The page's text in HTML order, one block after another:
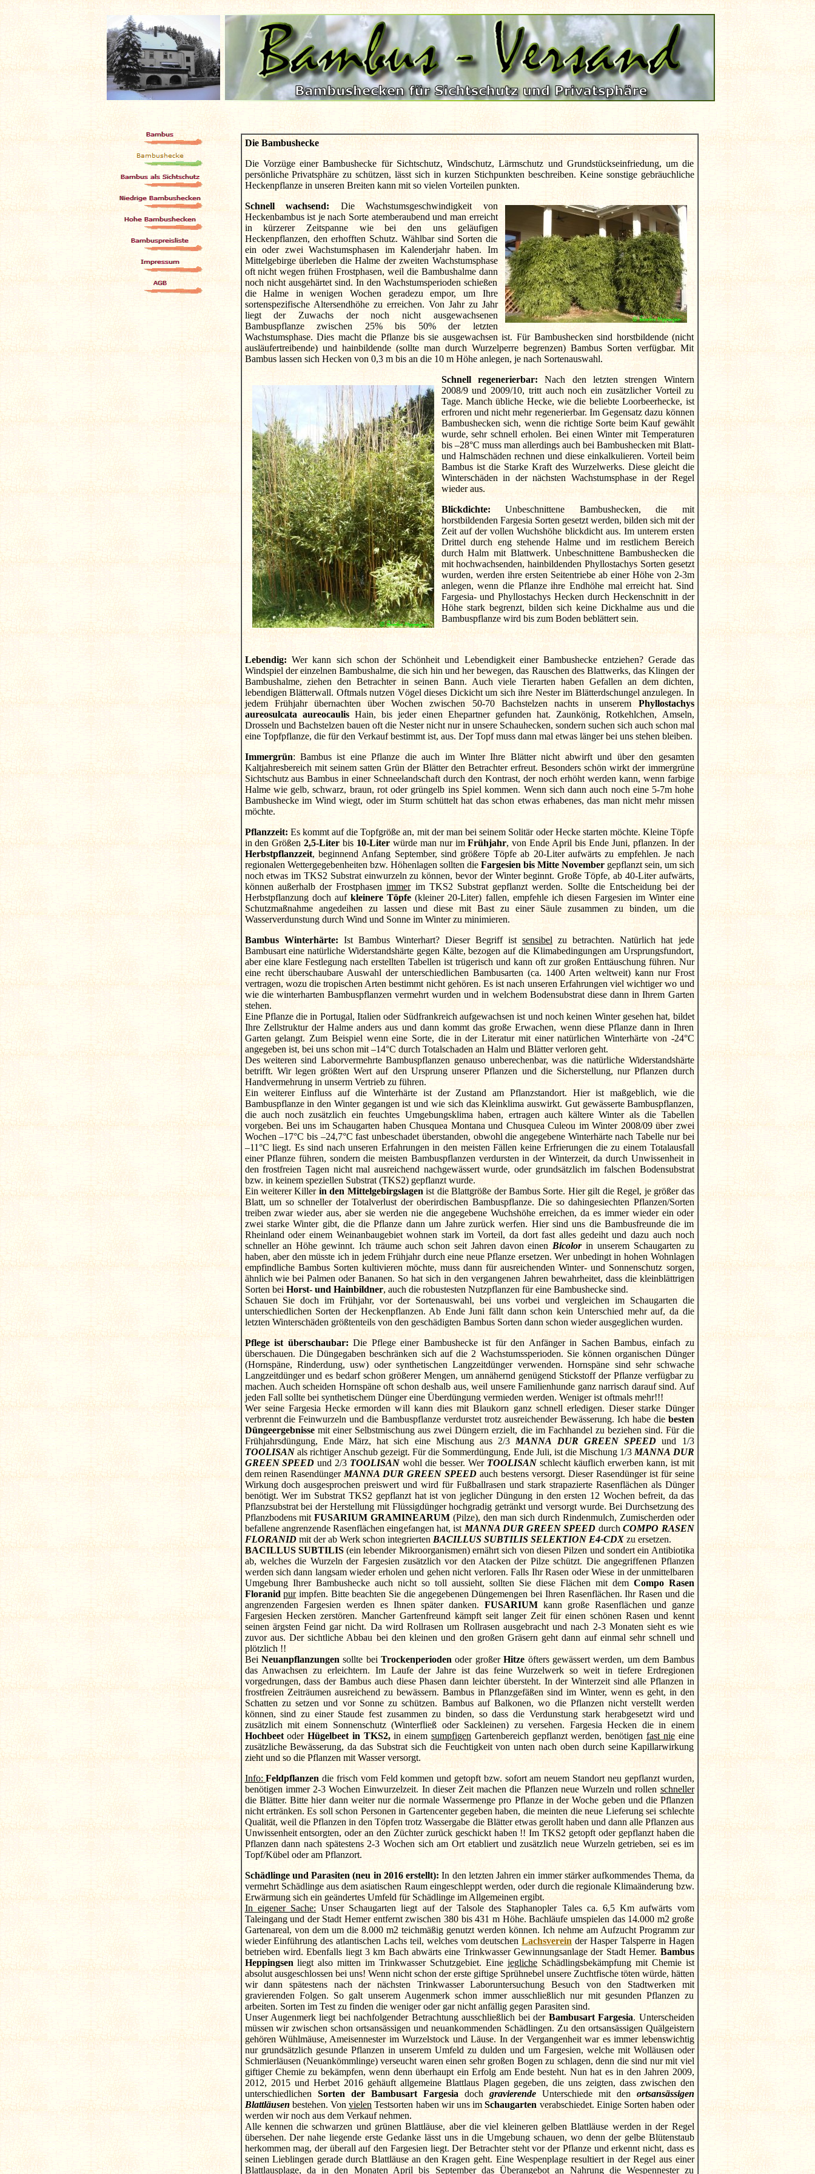
Die Bambushecke
Die Vorzüge einer Bambushecke für Sichtschutz, Windschutz, Lärmschutz und Grundstückseinfriedung, um die
persönliche Privatsphäre zu schützen, lässt sich in kurzen Stichpunkten beschreiben. Keine sonstige gebräuchliche
Heckenpflanze in unseren Breiten kann mit so vielen Vorteilen punkten.
Schnell wachsend: Die Wachstumsgeschwindigkeit von
Heckenbambus ist je nach Sorte atemberaubend und man erreicht
in kürzerer Zeitspanne wie bei den uns geläufigen
Heckenpflanzen, den erhofften Schutz. Wählbar sind Sorten die
ein oder zwei Wachstumsphasen im Kalenderjahr haben. Im
Mittelgebirge überleben die Halme der zweiten Wachstumsphase
oft nicht wegen frühen Frostphasen, weil die Bambushalme dann
noch nicht ausgehärtet sind. In den Wachstumsperioden schießen
die Halme in wenigen Wochen geradezu empor, um Ihre
sortenspezifische Altersendhöhe zu erreichen. Von Jahr zu Jahr
liegt der Zuwachs der noch nicht ausgewachsenen
Bambuspflanze zwischen 25% bis 50% der letzten
Wachstumsphase. Dies macht die Pflanze bis sie ausgewachsen ist. Für Bambushecken sind horstbildende (nicht
ausläufertreibende) und hainbildende (sollte man durch Wurzelperre begrenzen) Bambus Sorten verfügbar. Mit
Bambus lassen sich Hecken von 0,3 m bis an die 10 m Höhe anlegen, je nach Sortenauswahl.
Schnell regenerierbar: Nach den letzten strengen Wintern
2008/9 und 2009/10, tritt auch noch ein zusätzlicher Vorteil zu
Tage. Manch übliche Hecke, wie die beliebte Loorbeerhecke, ist
erfroren und nicht mehr regenerierbar. Im Gegensatz dazu können
Bambushecken sich, wenn die richtige Sorte beim Kauf gewählt
wurde, sehr schnell erholen. Bei einen Winter mit Temperaturen
bis –28°C muss man allerdings auch bei Bambushecken mit Blatt-
und Halmschäden rechnen und diese einkalkulieren. Vorteil beim
Bambus ist die Starke Kraft des Wurzelwerks. Diese gleicht die
Winterschäden in der nächsten Wachstumsphase in der Regel
wieder aus.
Blickdichte: Unbeschnittene Bambushecken, die mit
horstbildenden Fargesia Sorten gesetzt werden, bilden sich mit der
Zeit auf der vollen Wuchshöhe blickdicht aus. Im unterem ersten
Drittel durch eng stehende Halme und im restlichem Bereich
durch Halm mit Blattwerk. Unbeschnittene Bambushecken die
mit hochwachsenden, hainbildenden Phyllostachys Sorten gesetzt
wurden, werden ihre ersten Seitentriebe ab einer Höhe von 2-3m
anlegen, wenn die Pflanze ihre Endhöhe mal erreicht hat. Sind
Fargesia- und Phyllostachys Hecken durch Heckenschnitt in der
Höhe stark begrenzt, bilden sich keine Dickhalme aus und die
Bambuspflanze wird bis zum Boden beblättert sein.
Lebendig: Wer kann sich schon der Schönheit und Lebendigkeit einer Bambushecke entziehen? Gerade das
Windspiel der einzelnen Bambushalme, die sich hin und her bewegen, das Rauschen des Blattwerks, das Klingen der
Bambushalme, ziehen den Betrachter in seinen Bann. Auch viele Tierarten haben Gefallen an dem dichten,
lebendigen Blätterwall. Oftmals nutzen Vögel dieses Dickicht um sich ihre Nester im Blätterdschungel anzulegen. In
jedem Frühjahr übernachten über Wochen zwischen 50-70 Bachstelzen nachts in unseremPhyllostachys
aureosulcata aureocaulisHain, bis jeder einen Ehepartner gefunden hat. Zaunkönig, Rotkehlchen, Amseln,
Drosseln und Bachstelzen bauen oft die Nester nicht nur in unsere Schauhecken, sondern suchen sich auch schon mal
eine Topfpflanze, die für den Verkauf bestimmt ist, aus. Der Topf muss dann mal etwas länger bei uns stehen bleiben.
Immergrün: Bambus ist eine Pflanze die auch im Winter Ihre Blätter nicht abwirft und über den gesamten
Kaltjahresbereich mit seinem satten Grün der Blätter den Betrachter erfreut. Besonders schön wirkt der immergrüne
Sichtschutz aus Bambus in einer Schneelandschaft durch den Kontrast, der noch erhöht werden kann, wenn farbige
Halme wie gelb, schwarz, braun, rot oder grüngelb ins Spiel kommen. Wenn sich dann auch noch eine 5-7m hohe
Bambushecke im Wind wiegt, oder im Sturm schüttelt hat das schon etwas erhabenes, das man nicht mehr missen
möchte.
Pflanzzeit:Es kommt auf die Topfgröße an, mit der man bei seinem Solitär oder Hecke starten möchte. Kleine Töpfe
in den Größen2,5-Literbis10-Literwürde man nur imFrühjahr, von Ende April bis Ende Juni, pflanzen. In der
Herbstpflanzzeit, beginnend Anfang September, sind größere Töpfe ab 20-Liter aufwärts zu empfehlen. Je nach
regionalen Wettergegebenheiten bzw. Höhenlagen sollten die Fargesien bis Mitte Novembergepflanzt sein, um sich
noch etwas im TKS2 Substrat einwurzeln zu können, bevor der Winter beginnt. Große Töpfe, ab 40-Liter aufwärts,
können außerhalb der Frostphasenimmerim TKS2 Substrat gepflanzt werden. Sollte die Entscheidung bei der
Herbstpflanzung doch auf kleinere Töpfe (kleiner 20-Liter) fallen, empfehle ich diesen Fargesien im Winter eine
Schutzmaßnahme angedeihen zu lassen und diese mit Bast zu einer Säule zusammen zu binden, um die
Wasserverdunstung durch Wind und Sonne im Winter zu minimieren.
Bambus Winterhärte: Ist Bambus Winterhart? Dieser Begriff istsensibel zu betrachten. Natürlich hat jede
Bambusart eine natürliche Widerstandshärte gegen Kälte, bezogen auf die Klimabedingungen am Ursprungsfundort,
aber eine klare Festlegung nach erstellten Tabellen ist trügerisch und kann oft zur großen Enttäuschung führen. Nur
eine recht überschaubare Auswahl der unterschiedlichen Bambusarten (ca. 1400 Arten weltweit) kann nur Frost
vertragen, wozu die tropischen Arten bestimmt nicht gehören. Es ist nach unseren Erfahrungen viel wichtiger wo und
wie die winterharten Bambuspflanzen vermehrt wurden und in welchem Bodensubstrat diese dann in Ihrem Garten
stehen.
Eine Pflanze die in Portugal, Italien oder Südfrankreich aufgewachsen ist und noch keinen Winter gesehen hat, bildet
Ihre Zellstruktur der Halme anders aus und dann kommt das große Erwachen, wenn diese Pflanze dann in Ihren
Garten gelangt. Zum Beispiel wenn eine Sorte, die in der Literatur mit einer natürlichen Winterhärte von -24°C
angegeben ist, bei uns schon mit –14°C durch Totalschaden an Halm und Blätter verloren geht.
Des weiteren sind Laborvermehrte Bambuspflanzen genauso unberechenbar, was die natürliche Widerstandshärte
betrifft. Wir legen größten Wert auf den Ursprung unserer Pflanzen und die Sicherstellung, nur Pflanzen durch
Handvermehrung in unserm Vertrieb zu führen.
Ein weiterer Einfluss auf die Winterhärte ist der Zustand am Pflanzstandort. Hier ist maßgeblich, wie die
Bambuspflanze in den Winter gegangen ist und wie sich das Kleinklima auswirkt. Gut gewässerte Bambuspflanzen,
die auch noch zusätzlich ein feuchtes Umgebungsklima haben, ertragen auch kältere Winter als die Tabellen
vorgeben. Bei uns im Schaugarten haben Chusquea Montana und Chusquea Culeou im Winter 2008/09 über zwei
Wochen –17°C bis –24,7°C fast unbeschadet überstanden, obwohl die angegebene Winterhärte nach Tabelle nur bei
–11°C liegt. Es sind nach unseren Erfahrungen in den meisten Fällen keine Erfrierungen die zu einem Totalausfall
einer Pflanze führen, sondern die meisten Bambuspflanzen verdursten in der Winterzeit, da durch Unwissenheit in
den frostfreien Tagen nicht mal ausreichend nachgewässert wurde, oder grundsätzlich im falschen Bodensubstrat
bzw. in keinem speziellen Substrat (TKS2) gepflanzt wurde.
Ein weiterer Killer in den Mittelgebirgslagen ist die Blattgröße der Bambus Sorte. Hier gilt die Regel, je größer das
Blatt, um so schneller der Totalverlust der oberirdischen Bambuspflanze. Die so dahingesiechten Pflanzen/Sorten
treiben zwar wieder aus, aber sie werden nie die angegebene Wuchshöhe erreichen, da es immer wieder ein oder
zwei starke Winter gibt, die die Pflanze dann um Jahre zurück werfen. Hier sind uns die Bambusfreunde die im
Rheinland oder einem Weinanbaugebiet wohnen stark im Vorteil, da dort fast alles gedeiht und dazu auch noch
schneller an Höhe gewinnt. Ich träume auch schon seit Jahren davon einen Bicolorin unserem Schaugarten zu
haben, aber den müsste ich in jedem Frühjahr durch eine neue Pflanze ersetzen. Wer unbedingt in hohen Wohnlagen
empfindliche Bambus Sorten kultivieren möchte, muss dann für ausreichenden Winter- und Sonnenschutz sorgen,
ähnlich wie bei Palmen oder Bananen. So hat sich in den vergangenen Jahren bewahrheitet, dass die kleinblättrigen
Sorten bei Horst- und Hainbildner, auch die robustesten Nutzpflanzen für eine Bambushecke sind.
Schauen Sie doch im Frühjahr, vor der Sortenauswahl, bei uns vorbei und vergleichen im Schaugarten die
unterschiedlichen Sorten der Heckenpflanzen. Ab Ende Juni fällt dann schon kein Unterschied mehr auf, da die
letzten Winterschäden größtenteils von den geschädigten Bambus Sorten dann schon wieder ausgeglichen wurden.
Pflege ist überschaubar: Die Pflege einer Bambushecke ist für den Anfänger in Sachen Bambus, einfach zu
überschauen. Die Düngegaben beschränken sich auf die 2 Wachstumssperioden. Sie können organischen Dünger
(Hornspäne, Rinderdung, usw) oder synthetischen Langzeitdünger verwenden. Hornspäne sind sehr schwache
Langzeitdünger und es bedarf schon größerer Mengen, um annähernd genügend Stickstoff der Pflanze verfügbar zu
machen. Auch scheiden Hornspäne oft schon deshalb aus, weil unsere Familienhunde ganz narrisch darauf sind. Auf
jeden Fall sollte bei synthetischem Dünger eine Überdüngung vermieden werden. Weniger ist oftmals mehr!!!
Wer seine Fargesia Hecke ermorden will kann dies mit Blaukorn ganz schnell erledigen. Dieser starke Dünger
verbrennt die Feinwurzeln und die Bambuspflanze verdurstet trotz ausreichender Bewässerung. Ich habe die besten
Düngeergebnissemit einer Selbstmischung aus zwei Düngern erzielt, die im Fachhandel zu beziehen sind. Für die
Frühjahrsdüngung, Ende März, hat sich eine Mischung aus 2/3 MANNA DUR GREEN SPEED und 1/3
TOOLISANals richtiger Anschub gezeigt. Für die Sommerdüngung, Ende Juli, ist die Mischung 1/3 MANNA DUR
GREEN SPEED und 2/3 TOOLISANwohl die besser. Wer TOOLISANschlecht käuflich erwerben kann, ist mit
dem reinen RasendüngerMANNA DUR GREEN SPEEDauch bestens versorgt. Dieser Rasendünger ist für seine
Wirkung doch ausgesprochen preiswert und wird für Fußballrasen und stark strapazierte Rasenflächen als Dünger
benötigt. Wer im Substrat TKS2 gepflanzt hat ist von jeglicher Düngung in den ersten 12 Wochen befreit, da das
Pflanzsubstrat bei der Herstellung mit Flüssigdünger hochgradig getränkt und versorgt wurde. Bei Durchsetzung des
Pflanzbodens mitFUSARIUM GRAMINEARUM (Pilze), den man sich durch Rindenmulch, Zumischerden oder
befallene angrenzende Rasenflächen eingefangen hat, ist MANNA DUR GREEN SPEED durchCOMPO RASEN
FLORANIDmit der ab Werk schon integrierten BACILLUS SUBTILIS SELEKTION E4-CDXzu ersetzen.
BACILLUS SUBTILIS(ein lebender Mikroorganismen) ernährt sich von diesen Pilzen und sondert ein Antibiotika
ab, welches die Wurzeln der Fargesien zusätzlich vor den Atacken der Pilze schützt. Die angegriffenen Pflanzen
werden sich dann langsam wieder erholen und gehen nicht verloren. Falls Ihr Rasen oder Wiese in der unmittelbaren
Umgebung Ihrer Bambushecke auch nicht so toll aussieht, sollten Sie diese Flächen mit dem Compo Rasen
Floranid purimpfen. Bitte beachten Sie die angegebenen Düngemengen bei Ihren Rasenflächen. Ihr Rasen und die
angrenzenden Fargesien werden es Ihnen später danken. FUSARIUMkann große Rasenflächen und ganze
Fargesien Hecken zerstören. Mancher Gartenfreund kämpft seit langer Zeit für einen schönen Rasen und kennt
seinen ärgsten Feind gar nicht. Da wird Rollrasen um Rollrasen ausgebracht und nach 2-3 Monaten sieht es wie
zuvor aus. Der sichtliche Abbau bei den kleinen und den großen Gräsern geht dann auf einmal sehr schnell und
plötzlich !!
Bei Neuanpflanzungen sollte beiTrockenperioden oder großerHitze öfters gewässert werden, um dem Bambus
das Anwachsen zu erleichtern. Im Laufe der Jahre ist das feine Wurzelwerk so weit in tiefere Erdregionen
vorgedrungen, dass der Bambus auch diese Phasen dann leichter übersteht. In der Winterzeit sind alle Pflanzen in
frostfreien Zeiträumen ausreichend zu bewässern. Bambus in Pflanzgefäßen sind im Winter, wenn es geht, in den
Schatten zu setzen und vor Sonne zu schützen. Bambus auf Balkonen, wo die Pflanzen nicht verstellt werden
können, sind zu einer Staude fest zusammen zu binden, so dass die Verdunstung stark herabgesetzt wird und
zusätzlich mit einem Sonnenschutz (Winterfließ oder Sackleinen) zu versehen. Fargesia Hecken die in einem
HochbeetoderHügelbeet in TKS2,in einemsumpfigen Gartenbereich gepflanzt werden, benötigen fast nieeine
zusätzliche Bewässerung, da das Substrat sich die Feuchtigkeit von unten nach oben durch seine Kapillarwirkung
zieht und so die Pflanzen mit Wasser versorgt.
Info: Feldpflanzen die frisch vom Feld kommen und getopft bzw. sofort am neuem Standort neu gepflanzt wurden,
benötigen immer 2-3 Wochen Einwurzelzeit. In dieser Zeit machen die Pflanzen neue Wurzeln und rollen schneller
die Blätter. Bitte hier dann weiter nur die normale Wassermenge pro Pflanze in der Woche geben und die Pflanzen
nicht ertränken. Es soll schon Personen in Gartencenter gegeben haben, die meinten die neue Lieferung sei schlechte
Qualität, weil die Pflanzen in den Töpfen trotz Wassergabe die Blätter etwas gerollt haben und dann alle Pflanzen aus
Unwissenheit entsorgten, oder an den Züchter zurück geschickt haben !! Im TKS2 getopft oder gepflanzt haben die
Pflanzen dann nach spätestens 2-3 Wochen sich am Ort etabliert und zusätzlich neue Wurzeln getrieben, sei es im
Topf/Kübel oder am Pflanzort.
Schädlinge und Parasiten (neu in 2016 erstellt): In den letzten Jahren ein immer stärker aufkommendes Thema, da
vermehrt Schädlinge aus dem asiatischen Raum eingeschleppt werden, oder durch die regionale Klimaänderung bzw.
Erwärmung sich ein geändertes Umfeld für Schädlinge im Allgemeinen ergibt.
In eigener Sache: Unser Schaugarten liegt auf der Talsole des Staphanopler Tales ca. 6,5 Km aufwärts vom
Taleingang und der Stadt Hemer entfernt zwischen 380 bis 431 m Höhe. Bachläufe umspielen das 14.000 m2 große
Gartenareal, von dem um die 8.000 m2 teichmäßig genutzt werden können. Ich nehme am Aufzucht Programm zur
wieder Einführung des atlantischen Lachs teil, welches vom deutschenLachsverein der Hasper Talsperre in Hagen
betrieben wird. Ebenfalls liegt 3 km Bach abwärts eine Trinkwasser Gewinnungsanlage der Stadt Hemer. Bambus
Heppingsen liegt also mitten im Trinkwasser Schutzgebiet. Eine jeglicheSchädlingsbekämpfung mit Chemie ist
absolut ausgeschlossen bei uns! Wenn nicht schon der erste giftige Sprühnebel unsere Zuchtfische töten würde, hätten
wir dann spätestens nach der nächsten Trinkwasser Laboruntersuchung Besuch von den Stadtwerken mit
gravierenden Folgen. So galt unserem Augenmerk schon immer ausschließlich nur mit gesunden Pflanzen zu
arbeiten. Sorten im Test zu finden die weniger oder gar nicht anfällig gegen Parasiten sind.
Unser Augenmerk liegt bei nachfolgender Betrachtung ausschließlich bei der Bambusart Fargesia. Unterscheiden
müssen wir zwischen schon ortsansässigen und neuankommenden Schädlingen. Zu den ortsansässigen Quälgeistern
gehören Wühlmäuse, Ameisennester im Wurzelstock und Läuse. In der Vergangenheit war es immer lebenswichtig
nur grundsätzlich gesunde Pflanzen in unserem Umfeld zu dulden und um Fargesien, welche mit Wolläusen oder
Schmierläusen (Neuankömmlinge) verseucht waren einen sehr großen Bogen zu schlagen, denn die sind nur mit viel
giftiger Chemie zu bekämpfen, wenn denn überhaupt ein Erfolg am Ende besteht. Nun hat es in den Jahren 2009,
2012, 2015 und Herbet 2016 gehäuft allgemeine Blattlaus Plagen gegeben, die uns zeigten, dass zwischen den
unterschiedlichen Sorten der Bambusart Fargesia doch gravierendeUnterschiede mit den ortsansässigen
Blattläusenbestehen. VonvielenTestsorten haben wir uns imSchaugarten verabschiedet. Einige Sorten haben oder
werden wir noch aus dem Verkauf nehmen.
Alle kennen die schwarzen und grünen Blattläuse, aber die viel kleineren gelben Blattläuse werden in der Regel
übersehen. Der nahe liegende erste Gedanke lässt uns in die Umgebung schauen, wo denn der gelbe Blütenstaub
herkommen mag, der überall auf den Fargesien liegt. Der Betrachter steht vor der Pflanze und erkennt nicht, dass es
seinen Lieblingen gerade durch Blattläuse an den Kragen geht. Eine Wespenplage resultiert in der Regel aus einer
Blattlausplage, da in den Monaten April bis September das Überangebot an Nahrung die Wespennester zu